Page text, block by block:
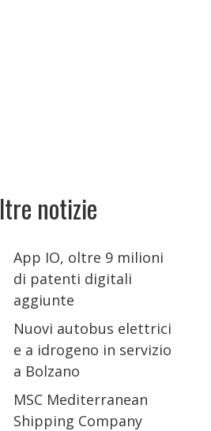
notizie
App IO, oltre 9 milioni
di patenti digitali
aggiunte
Nuovi autobus elettrici
e a idrogeno in servizio
a Bolzano
MSC Mediterranean
Shipping Company